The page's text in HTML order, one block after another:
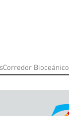
Corredor Bioceánico